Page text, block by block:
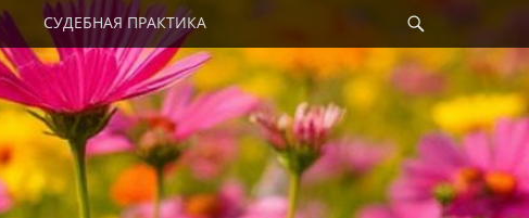
СУДЕБНАЯ ПРАКТИКА